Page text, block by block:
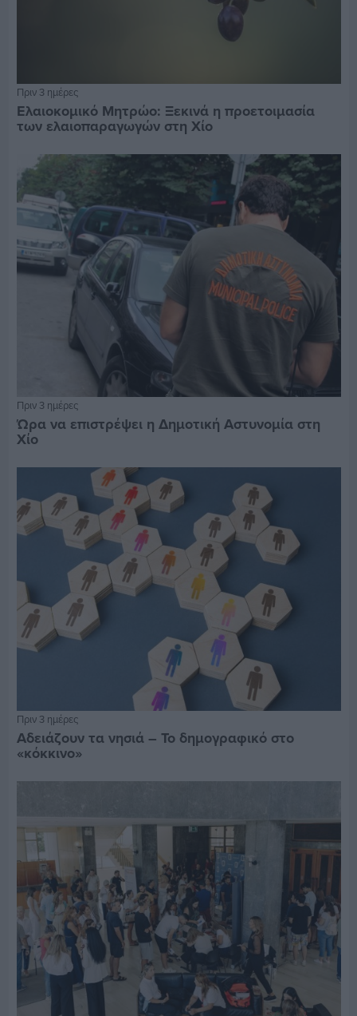
Πριν 3 ημέρες
Ελαιοκομικό Μητρώο: Ξεκινά η προετοιμασία
των ελαιοπαραγωγών στη Χίο
Πριν 3 ημέρες
Ώρα να επιστρέψει η Δημοτική Αστυνομία στη
Χίο
Πριν 3 ημέρες
Αδειάζουν τα νησιά – Το δημογραφικό στο
«κόκκινο»